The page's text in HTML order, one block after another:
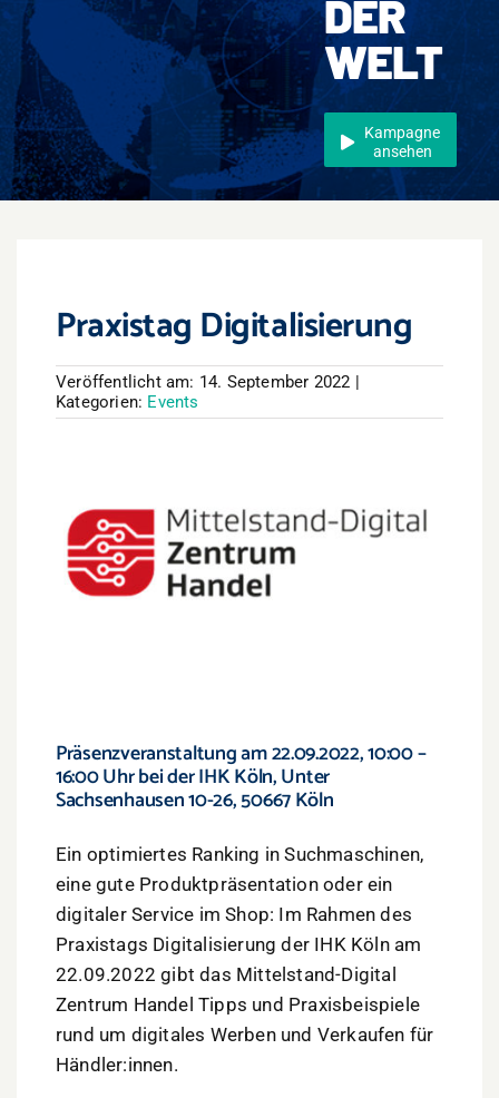
Events
Überregional
Jobs
Newsletter
DER
WELT
Kampagne
ansehen
Praxistag Digitalisierung
Veröffentlicht am: 14. September 2022 |
Kategorien: Events
Präsenzveranstaltung am 22.09.2022, 10:00 –
16:00 Uhr bei der IHK Köln, Unter
Sachsenhausen 10-26, 50667 Köln
Ein optimiertes Ranking in Suchmaschinen,
eine gute Produktpräsentation oder ein
digitaler Service im Shop: Im Rahmen des
Praxistags Digitalisierung der IHK Köln am
22.09.2022 gibt das Mittelstand-Digital
Zentrum Handel Tipps und Praxisbeispiele
rund um digitales Werben und Verkaufen für
Händler:innen.